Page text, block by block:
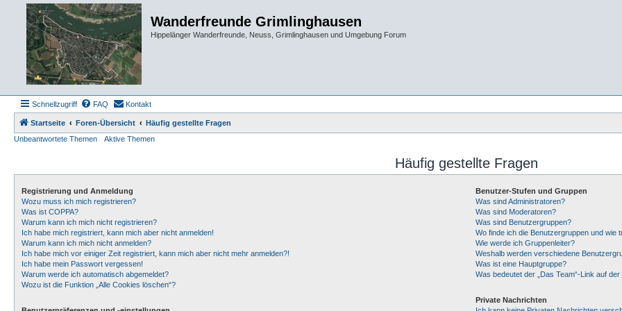
Wanderfreunde Grimlinghausen
Hippelänger Wanderfreunde, Neuss, Grimlinghausen und Umgebung Forum
Schnellzugriff FAQ Kontakt
Startseite Foren-Übersicht
Häufig gestellte Fragen
Unbeantwortete Themen
Aktive Themen
Häufig gestellte Fragen
Registrierung und Anmeldung
Wozu muss ich mich registrieren?
Was ist COPPA?
Warum kann ich mich nicht registrieren?
Ich habe mich registriert, kann mich aber nicht anmelden!
Warum kann ich mich nicht anmelden?
Ich habe mich vor einiger Zeit registriert, kann mich aber nicht mehr anmelden?!
Ich habe mein Passwort vergessen!
Warum werde ich automatisch abgemeldet?
Wozu ist die Funktion „Alle Cookies löschen“?
Benutzer-Stufen und Gruppen
Was sind Administratoren?
Was sind Moderatoren?
Was sind Benutzergruppen?
Wo finde ich die Benutzergruppen und wie
Wie werde ich Gruppenleiter?
Weshalb werden verschiedene
Was ist eine Hauptgruppe?
Was bedeutet der „Das Team“-Link auf
Private Nachrichten